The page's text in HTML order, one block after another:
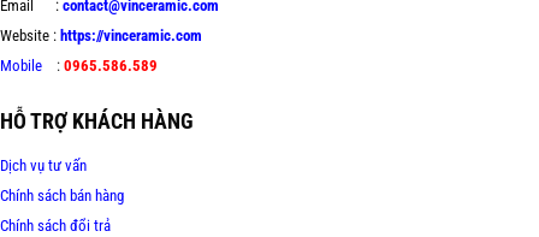
Email : contact@vinceramic.com
Website : https://vinceramic.com
Mobile : 0965.586.589
HỖ TRỢ KHÁCH HÀNG
Dịch vụ tư vấn
Chính sách bán hàng
Chính sách đổi trả